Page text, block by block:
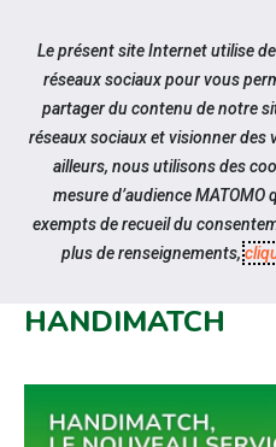
Aller au contenu
Notre actualité
#SEEPH2025 :
HANDIMATCH
Le présent site Internet utilise
réseaux sociaux pour vous
partager du contenu de notre
réseaux sociaux et visionner des
ailleurs, nous utilisons des
mesure d’audience MATOMO
exempts de recueil du
plus de renseignements,